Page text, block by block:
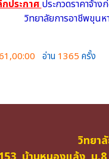
กประกาศประกวดราคาจ้า
วิทยาลัยการอาชีพขุน
อ่าน 1365 ครั้ง
วิทยา